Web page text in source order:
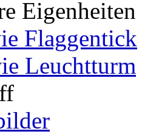
Eigenheiten
Flaggentick
Leuchtturm